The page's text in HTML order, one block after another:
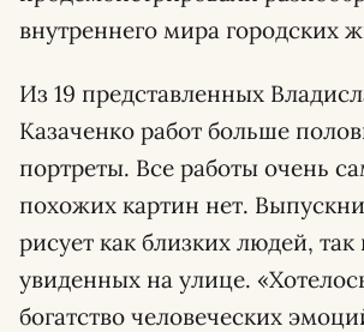
внутреннего мира городских
Из 19 представленных
Казаченко работ больше
портреты. Все работы очень
похожих картин нет.
рисует как близких людей, так
увиденных на улице.
богатство человеческих